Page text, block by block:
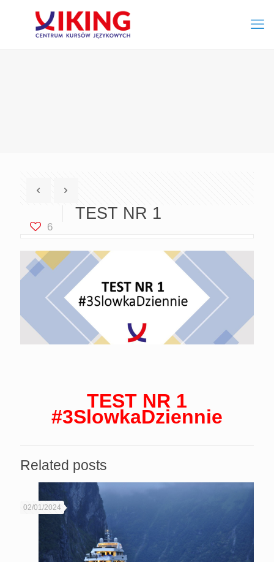
6
TEST NR 1
TEST NR 1
#3SlowkaDziennie
Related posts
02/01/2024